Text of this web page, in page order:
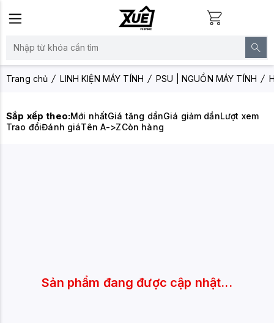
Trang chủ LINH KIỆN MÁY TÍNH PSU | NGUỒN MÁY TÍNH
Sắp xếp theo:Mới nhấtGiá tăng dầnGiá giảm dầnLượt xem
Trao đổiĐánh giáTên A->ZCòn hàng
Sản phẩm đang được cập nhật...